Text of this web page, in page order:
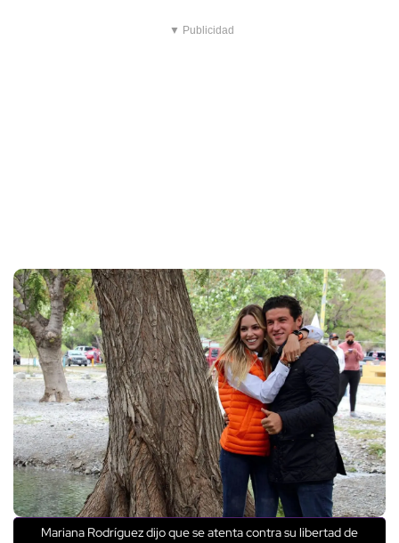
▼ Publicidad
Mariana Rodríguez dijo que se atenta contra su libertad de